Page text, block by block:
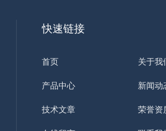
快速链接
首页 关于我
产品中心 新闻动
技术文章 荣誉资